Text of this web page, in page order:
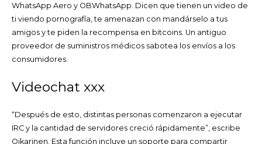
WhatsApp Aero y OBWhatsApp. Dicen que tienen un video de
ti viendo pornografía, te amenazan con mandárselo a tus
amigos y te piden la recompensa en bitcoins. Un antiguo
proveedor de suministros médicos sabotea los envíos a los
consumidores.
Videochat xxx
“Después de esto, distintas personas comenzaron a ejecutar
IRC y la cantidad de servidores creció rápidamente”, escribe
Oikarinen. Esta función incluye un soporte para compartir